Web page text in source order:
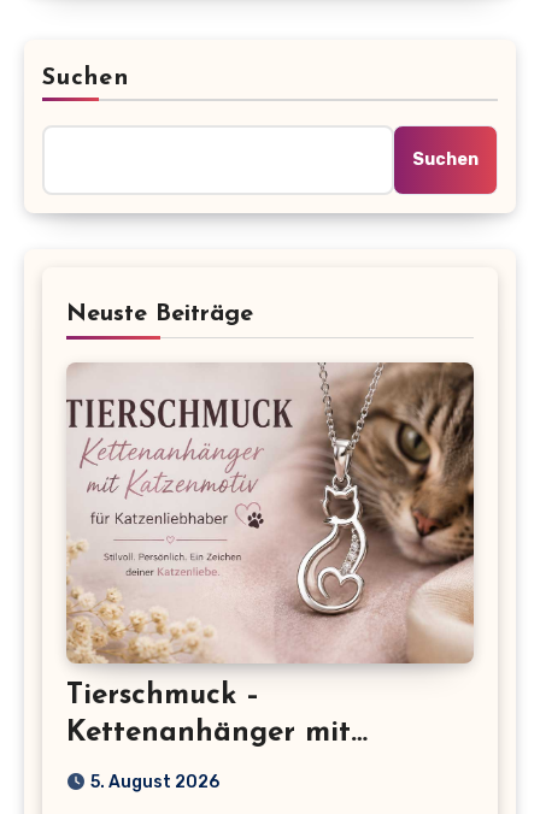
Suchen
Suchen
Neuste Beiträge
Tierschmuck –
Kettenanhänger mit
Katzenmotiv für
5. August 2026